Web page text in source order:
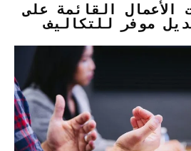
الأعمال القائمة على
موفر للتكاليف